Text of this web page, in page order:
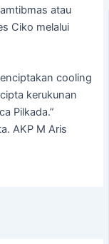
atau
Ciko melalui
cooling
kerukunan
Pilkada.”
AKP M Aris